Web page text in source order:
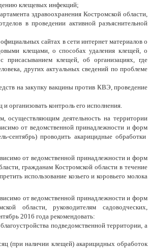
клещевых инфекций;
здравоохранения Костромской области,
в проведении активной разъяснительной
сайтах в сети интернет материалов о
клещами, о способах удаления клещей, о
клещей, об организациях, где
других актуальных сведений по проблеме
на закупку вакцины против КВЭ, проведение
организовать контроль его исполнения.
осуществляющим деятельность на территории
от ведомственной принадлежности и форм
сентябрь) проводить акарицидные обработки
от ведомственной принадлежности и форм
гражданам Костромской области в течение
использование козьего и коровьего молока
от ведомственной принадлежности и форм
области, руководителям садоводческих,
2016 года рекомендовать:
подведомственной территории, а
(при наличии клещей) акарицидных обработок